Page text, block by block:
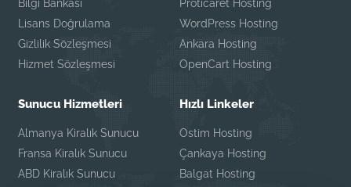
Bilgi Bankası
Lisans Doğrulama
Gizlilik Sözleşmesi
Hizmet Sözleşmesi
Proticaret Hosting
WordPress Hosting
Ankara Hosting
OpenCart Hosting
Sunucu Hizmetleri
Almanya Kiralık Sunucu
Fransa Kiralık Sunucu
ABD Kiralık Sunucu
Hızlı Linkeler
Ostim Hosting
Çankaya Hosting
Balgat Hosting